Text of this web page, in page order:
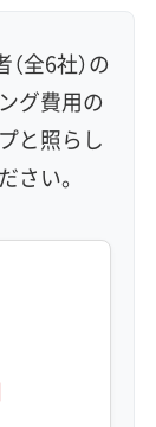
去
ナンス
全6社）の
グ費用の
と照らし
さい。